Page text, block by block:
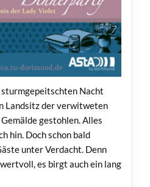
Nacht
Landsitz der verwitweten
gestohlen. Alles
hin. Doch schon bald
unter Verdacht. Denn
es birgt auch ein lang